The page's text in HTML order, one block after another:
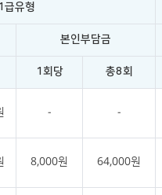
1급유형
본인부담금
1회당 총8회
- -
8,000원 64,000원